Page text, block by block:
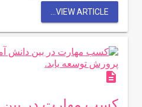
VIEW ARTICLE...
description